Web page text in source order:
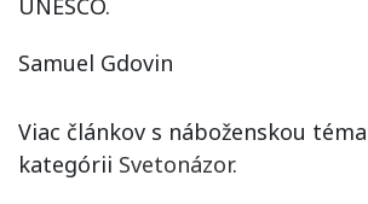
UNESCO.
Samuel Gdovin
Viac článkov s náboženskou
kategórii Svetonázor.